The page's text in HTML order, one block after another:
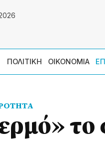
ΠΟΛΙΤΙΚΗ ΟΙΚΟΝΟΜΙΑ
το